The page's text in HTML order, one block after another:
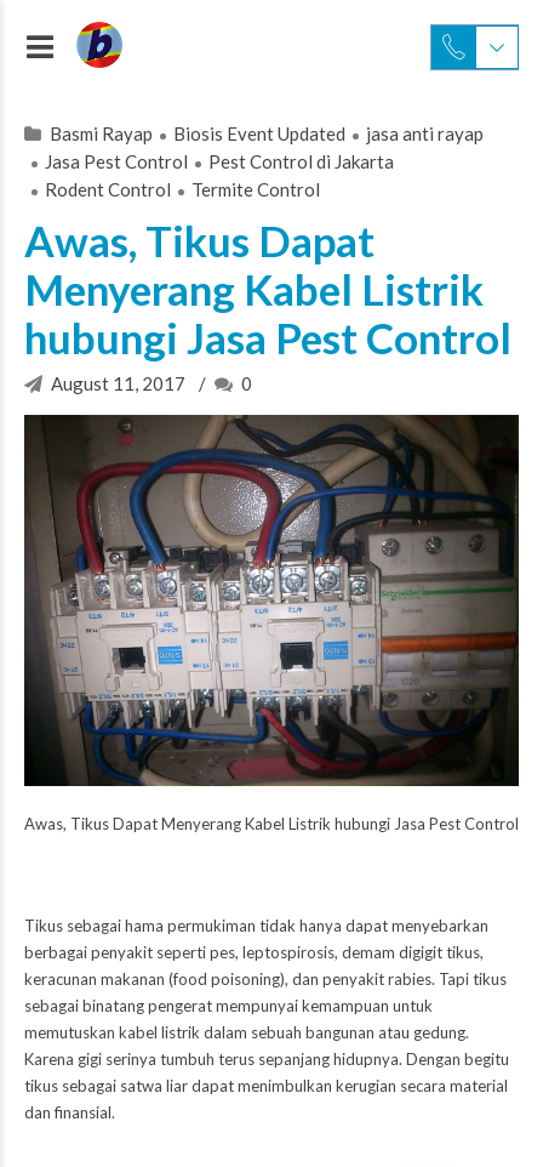
Basmi Rayap Biosis Event Updated
jasa anti rayap
Jasa Pest Control
Pest Control di Jakarta
Rodent Control
Termite Control
Awas, Tikus Dapat
Menyerang Kabel Listrik
hubungi Jasa Pest Control
August 11, 2017 0
Awas, Tikus Dapat Menyerang Kabel Listrik hubungi Jasa Pest Control
Tikus sebagai hama permukiman tidak hanya dapat menyebarkan
berbagai penyakit seperti pes, leptospirosis, demam digigit tikus,
keracunan makanan (food poisoning), dan penyakit rabies. Tapi tikus
sebagai binatang pengerat mempunyai kemampuan untuk
memutuskan kabel listrik dalam sebuah bangunan atau gedung.
Karena gigi serinya tumbuh terus sepanjang hidupnya. Dengan begitu
tikus sebagai satwa liar dapat menimbulkan kerugian secara material
dan finansial.